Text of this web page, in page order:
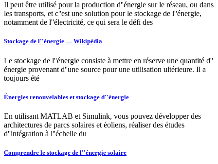
Il peut être utilisé pour la production d''énergie sur le réseau, ou dans
les transports, et c''est une solution pour le stockage de l''énergie,
notamment de l''électricité, ce qui sera le défi des
Stockage de l''énergie — Wikipédia
Le stockage de l''énergie consiste à mettre en réserve une quantité d''
énergie provenant d''une source pour une utilisation ultérieure. Il a
toujours été
Énergies renouvelables et stockage d''énergie
En utilisant MATLAB et Simulink, vous pouvez développer des
architectures de parcs solaires et éoliens, réaliser des études
d''intégration à l''échelle du
Comprendre le stockage de l''énergie solaire